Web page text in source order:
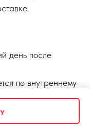
день после
по внутреннему